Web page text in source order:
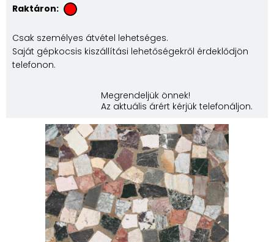
Raktáron:
Csak személyes átvétel lehetséges.
Saját gépkocsis kiszállítási lehetőségekről érdeklődjön
telefonon.
Megrendeljük önnek!
Az aktuális árért kérjük telefonáljon.